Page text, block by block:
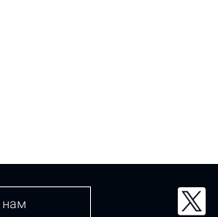
нам